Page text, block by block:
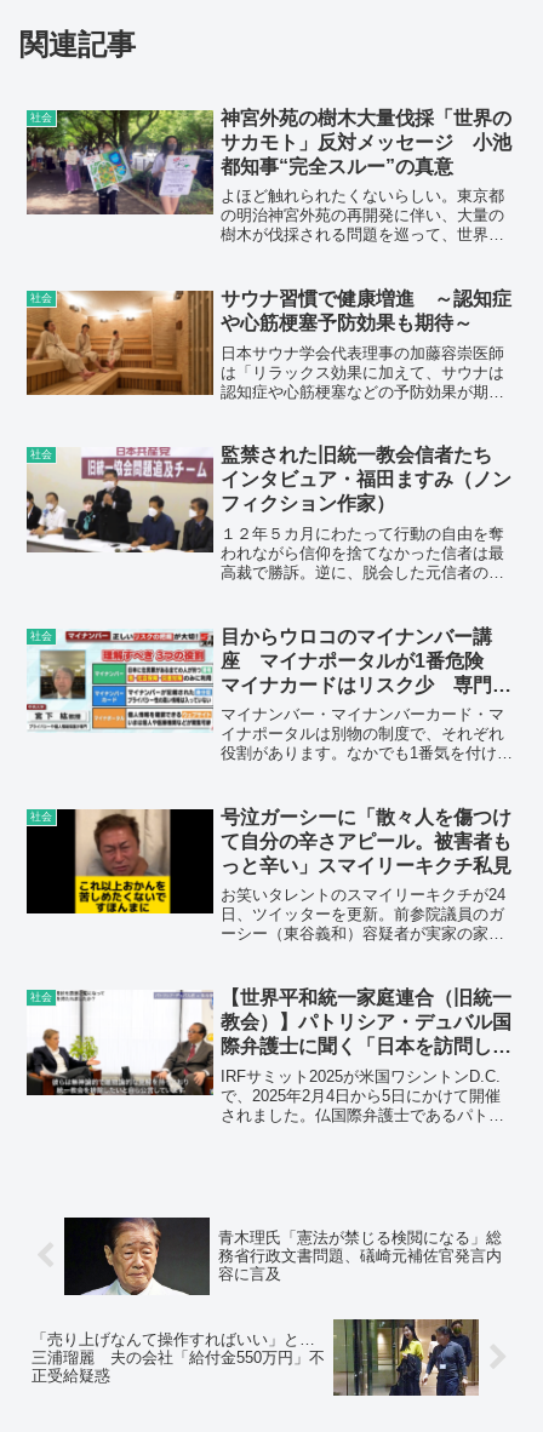
関連記事
社会
神宮外苑の樹木大量伐採「世界の
サカモト」反対メッセージ 小池
都知事“完全スルー”の真意
よほど触れられたくないらしい。東京都
の明治神宮外苑の再開発に伴い、大量の
樹木が伐採される問題を巡って、世界的
池都知事は“完全スルー”を決め込んでいる
のだ。
社会
サウナ習慣で健康増進 ～認知症
や心筋梗塞予防効果も期待～
日本サウナ学会代表理事の加藤容崇医師
は「リラックス効果に加えて、サウナは
認知症や心筋梗塞などの予防効果が期待
していきましょう」と話す。
社会
監禁された旧統一教会信者たち
インタビュア・福田ますみ（ノン
フィクション作家）
１２年５カ月にわたって行動の自由を奪
われながら信仰を捨てなかった信者は最
高裁で勝訴。逆に、脱会した元信者の多
社会
目からウロコのマイナンバー講
座 マイナポータルが1番危険
マイナカードはリスク少 専門家
が解説
マイナンバー・マイナンバーカード・マ
イナポータルは別物の制度で、それぞれ
役割があります。なかでも1番気を付けな
央大学・宮下紘教授に話を聞きました。
社会
号泣ガーシーに「散々人を傷つけ
て自分の辛さアピール。被害者も
っと辛い」スマイリーキクチ私見
お笑いタレントのスマイリーキクチが24
日、ツイッターを更新。前参院議員のガ
ーシー（東谷義和）容疑者が実家の家宅
て「散々人を傷つけて問題が発生すると
自分の辛さをアピールする、よくあるパ
ターン」と指摘した。
社会
【世界平和統一家庭連合（旧統一
教会）】パトリシア・デュバル国
際弁護士に聞く「日本を訪問して
感じた危機的状況」
IRFサミット2025が米国ワシントンD.C.
で、2025年2月4日から5日にかけて開催
されました。仏国際弁護士であるパトリ
青木理氏「憲法が禁じる検閲になる」総
務省行政文書問題、礒崎元補佐官発言内
容に言及
「売り上げなんて操作すればいい」と…
三浦瑠麗 夫の会社「給付金550万円」不
正受給疑惑